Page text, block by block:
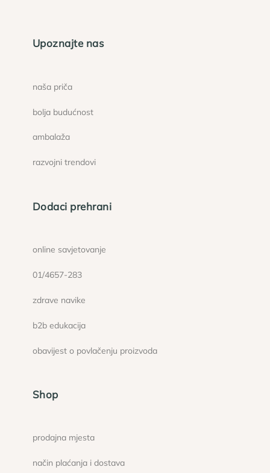
Upoznajte nas
naša priča
bolja budućnost
ambalaža
razvojni trendovi
Dodaci prehrani
online savjetovanje
01/4657-283
zdrave navike
b2b edukacija
obavijest o povlačenju proizvoda
Shop
prodajna mjesta
način plaćanja i dostava